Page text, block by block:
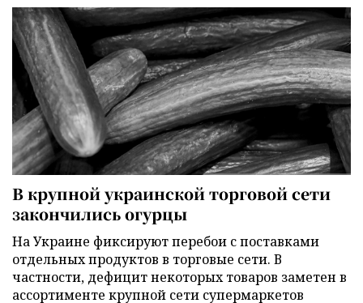
В крупной украинской торговой сети
закончились огурцы
На Украине фиксируют перебои с поставками
отдельных продуктов в торговые сети. В
частности, дефицит некоторых товаров заметен в
ассортименте крупной сети супермаркетов